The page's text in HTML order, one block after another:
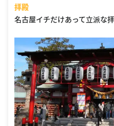
拝殿
名古屋イチだけあって立派な拝